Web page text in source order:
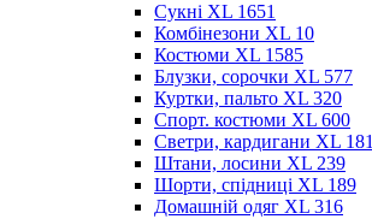
Cукні XL 1651
Комбінезони XL 10
Костюми XL 1585
Блузки, сорочки XL 577
Куртки, пальто XL 320
Спорт. костюми XL 600
Светри, кардигани XL 181
Штани, лосини XL 239
Шорти, спідниці XL 189
Домашній одяг XL 316